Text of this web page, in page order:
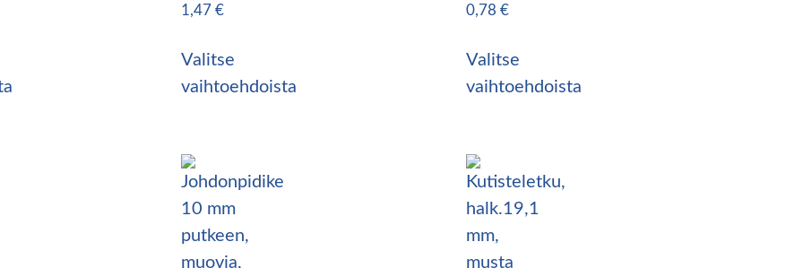
1,47 €
Valitse
vaihtoehdoista
0,78 €
Valitse
vaihtoehdoista